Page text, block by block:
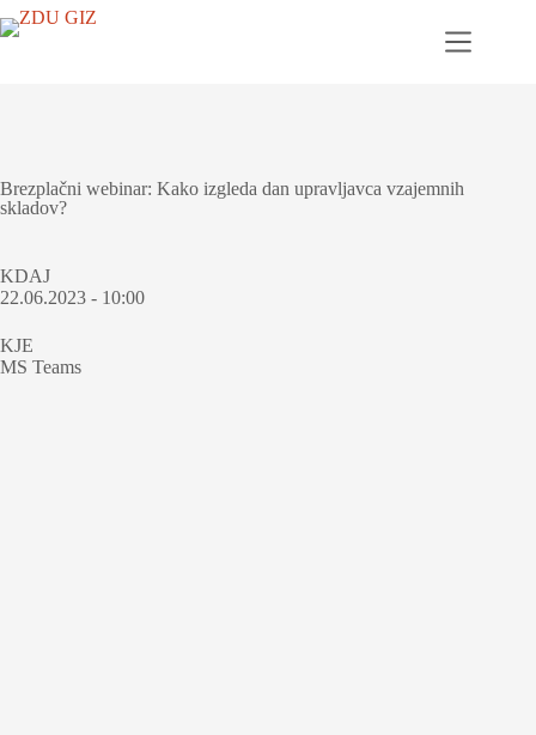
Brezplačni webinar: Kako izgleda dan upravljavca vzajemnih
skladov?
KDAJ
22.06.2023 - 10:00
KJE
MS Teams